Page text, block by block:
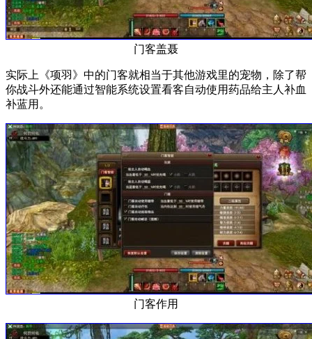
门客盖聂
实际上《项羽》中的门客就相当于其他游戏里的宠物，除了帮
你战斗外还能通过智能系统设置看客自动使用药品给主人补血
补蓝用。
门客作用